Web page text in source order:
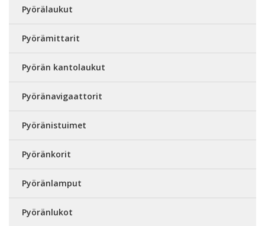
Pyörälaukut
Pyörämittarit
Pyörän kantolaukut
Pyöränavigaattorit
Pyöränistuimet
Pyöränkorit
Pyöränlamput
Pyöränlukot